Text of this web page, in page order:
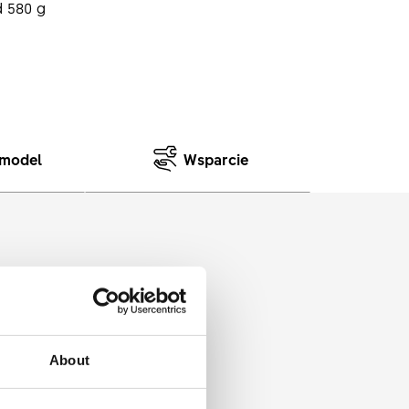
About
580 g
Wsparcie
wewnętrznej 30 mm
w cenie, która naprawdę